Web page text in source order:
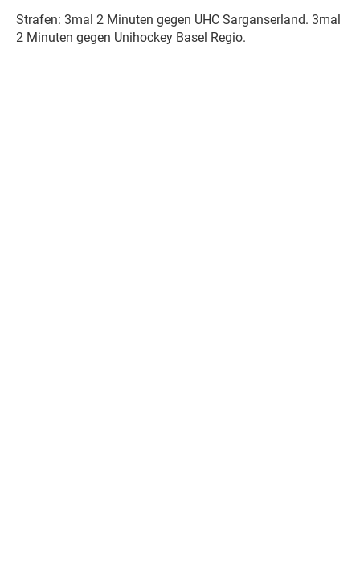
Strafen: 3mal 2 Minuten gegen UHC Sarganserland. 3mal
2 Minuten gegen Unihockey Basel Regio.